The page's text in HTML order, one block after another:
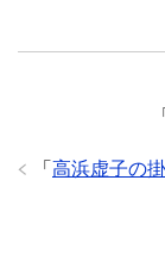
「
「 高浜虚子の